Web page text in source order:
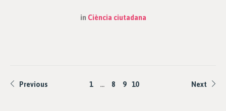
in Ciència ciutadana
Previous 1 … 8 9 10 Next